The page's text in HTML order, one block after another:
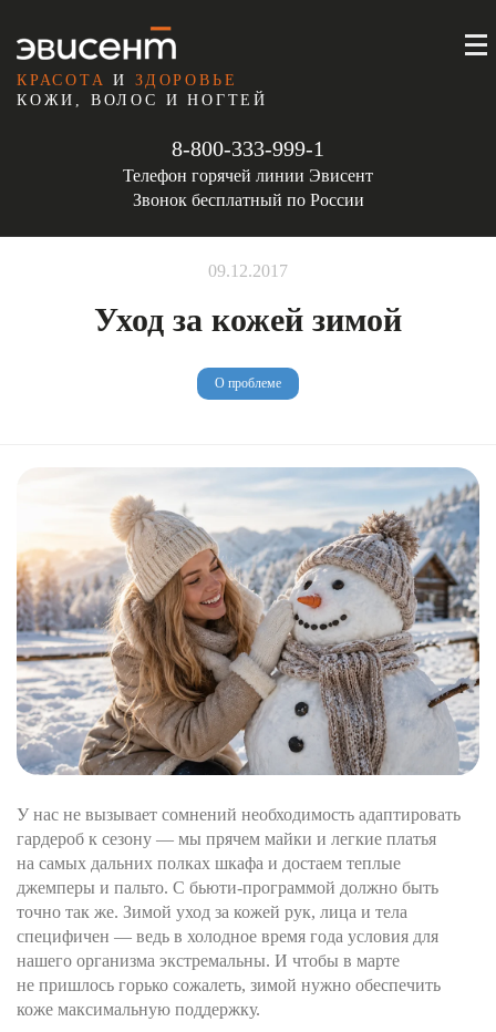
КРАСОТА ИЗДОРОВЬЕ
КОЖИ, ВОЛОС И НОГТЕЙ
8-800-333-999-1
Телефон горячей линии Эвисент
Звонок бесплатный по России
09.12.2017
Уход за кожей зимой
О проблеме
У нас не вызывает сомнений необходимость адаптировать
гардероб к сезону — мы прячем майки и легкие платья
на самых дальних полках шкафа и достаем теплые
джемперы и пальто. С бьюти-программой должно быть
точно так же. Зимой уход за кожей рук, лица и тела
специфичен — ведь в холодное время года условия для
нашего организма экстремальны. И чтобы в марте
не пришлось горько сожалеть, зимой нужно обеспечить
коже максимальную поддержку.